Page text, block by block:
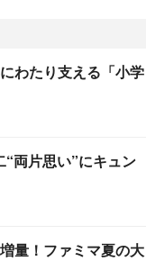
わたり支える「小学
両片思い”にキュン
量！ファミマ夏の大